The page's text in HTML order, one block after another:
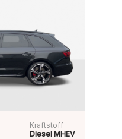
Kraftstoff
Diesel MHEV